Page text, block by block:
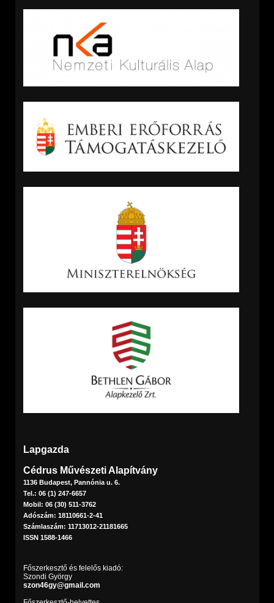
Lapgazda
Cédrus Művészeti Alapítvány
1136 Budapest, Pannónia u. 6.
Tel.: 06 (1) 247-6657
Mobil: 06 (30) 511-3762
Adószám: 18110661-2-41
Számlaszám: 11713012-21181665
ISSN 1588-1466
Főszerkesztő és felelős kiadó:
Szondi György
szon46gy@gmail.com